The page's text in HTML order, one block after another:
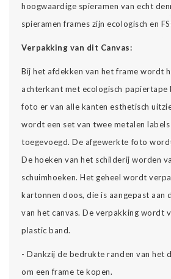
hoogwaardige spieramen van echt
spieramen frames zijn ecologisch en
Verpakking van dit Canvas:
Bij het afdekken van het frame wordt
achterkant met ecologisch
foto er van alle kanten esthetisch
wordt een set van twee metalen
toegevoegd. De afgewerkte foto
De hoeken van het schilderij worden
schuimhoeken. Het geheel wordt
kartonnen doos, die is aangepast aan
van het canvas. De verpakking wordt
plastic band.
- Dankzij de bedrukte randen van het
om een frame te kopen.